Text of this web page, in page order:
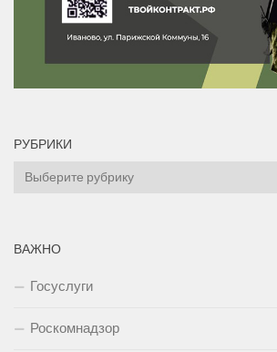
РУБРИКИ
Рубрики
ВАЖНО
Госуслуги
Роскомнадзор